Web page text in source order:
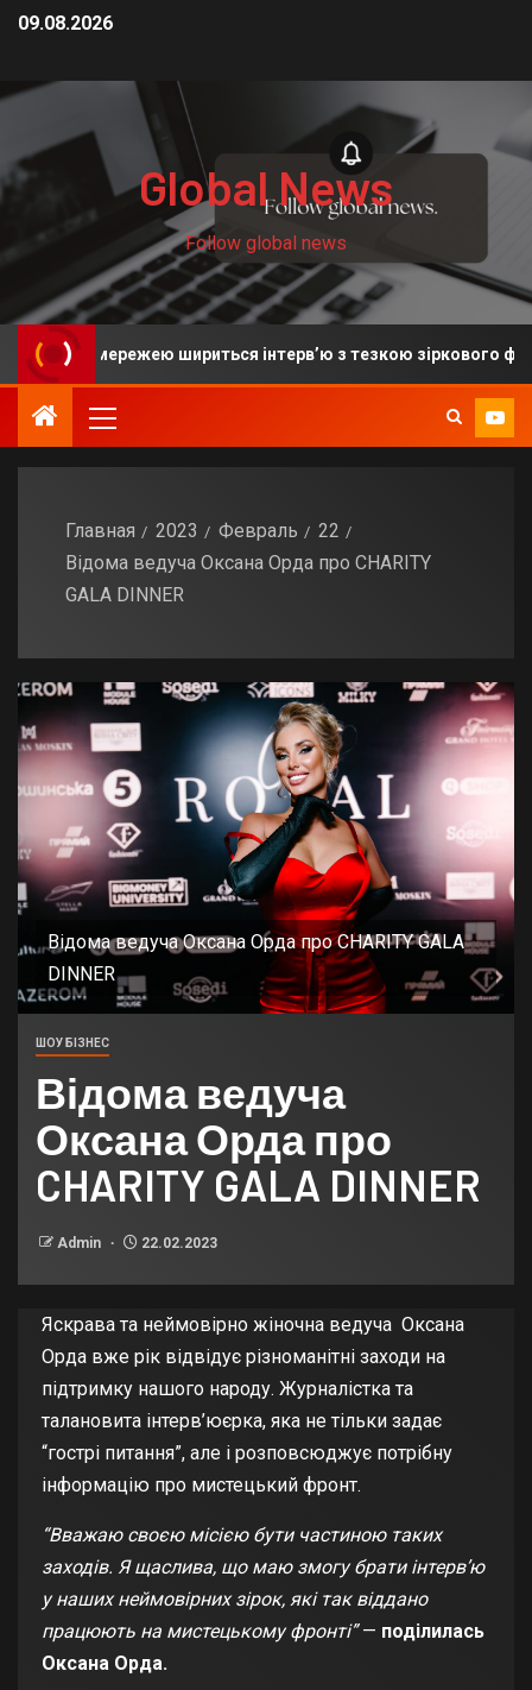
09.08.2026
Global News
Follow global news
мережею шириться інтерв’ю з тезкою зіркового футболіста
Главная 2023 Февраль
22
Відома ведуча Оксана Орда про CHARITY
GALA DINNER
Відома ведуча Оксана Орда про CHARITY GALA
DINNER
ШОУ БІЗНЕС
Відома ведуча
Оксана Орда про
CHARITY GALA DINNER
Admin 22.02.2023
Яскрава та неймовірно жіночна ведуча Оксана
Орда вже рік відвідує різноманітні заходи на
підтримку нашого народу. Журналістка та
талановита інтерв’юєрка, яка не тільки задає
“гострі питання”, але і розповсюджує потрібну
інформацію про мистецький фронт.
“Вважаю своєю місією бути частиною таких
заходів. Я щаслива, що маю змогу брати інтерв’ю
у наших неймовірних зірок, які так віддано
працюють на мистецькому фронті”— поділилась
Оксана Орда.